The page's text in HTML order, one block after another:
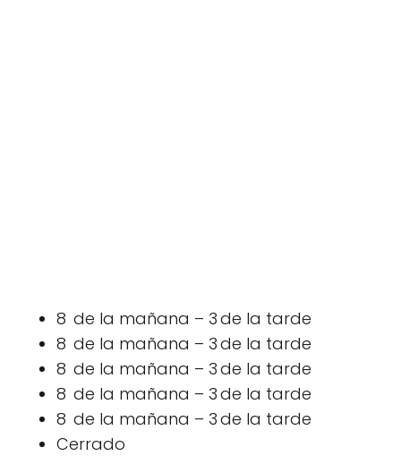
8 de la mañana – 3 de la tarde
8 de la mañana – 3 de la tarde
8 de la mañana – 3 de la tarde
8 de la mañana – 3 de la tarde
8 de la mañana – 3 de la tarde
Cerrado